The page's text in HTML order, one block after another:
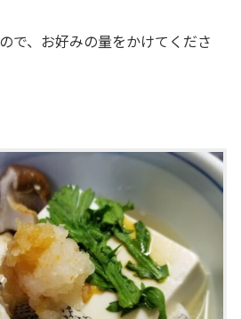
で、お好みの量をかけてくださ